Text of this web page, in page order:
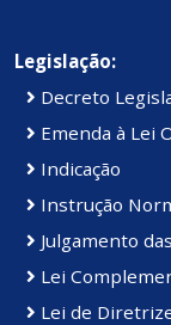
Legislação:
Decreto
Emenda à Lei
Indicação
Instrução
Julgamento
Lei
Lei de